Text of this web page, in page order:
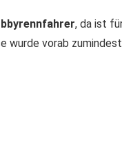
, da ist
wurde vorab